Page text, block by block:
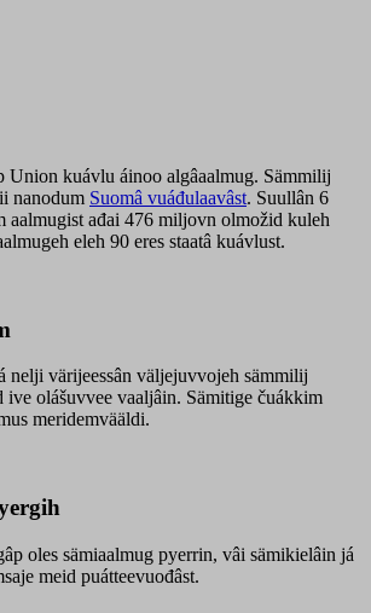
Union kuávlu áinoo algâaalmug. Sämmilij
nanodum Suomâ vuáđulaavâst. Suullân 6
aalmugist ađai 476 miljovn olmožid kuleh
eleh 90 eres staatâ kuávlust.
nelji värijeessân väljejuvvojeh sämmilij
ive olášuvvee vaaljâin. Sämitige čuákkim
meridemvääldi.
oles sämiaalmug pyerrin, vâi sämikielâin já
meid puátteevuođâst.